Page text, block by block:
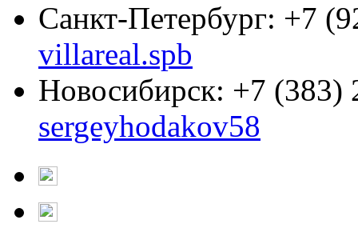
Санкт-Петербург: +7
villareal.spb
Новосибирск: +7 (383)
sergeyhodakov58